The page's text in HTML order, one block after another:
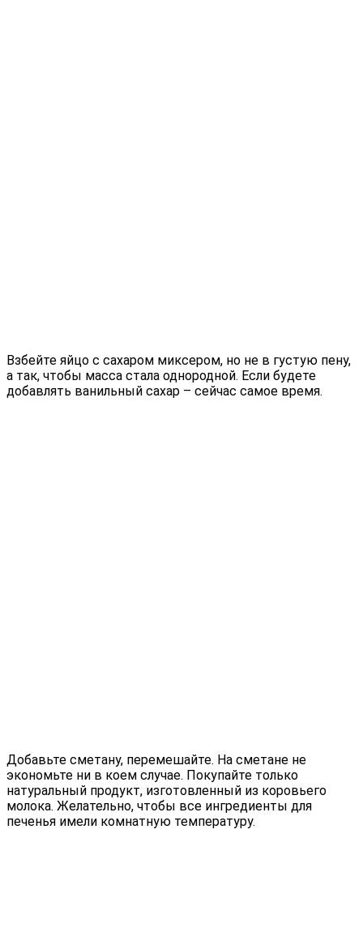
Взбейте яйцо с сахаром миксером, но не в густую пену,
а так, чтобы масса стала однородной. Если будете
добавлять ванильный сахар – сейчас самое время.
Добавьте сметану, перемешайте. На сметане не
экономьте ни в коем случае. Покупайте только
натуральный продукт, изготовленный из коровьего
молока. Желательно, чтобы все ингредиенты для
печенья имели комнатную температуру.